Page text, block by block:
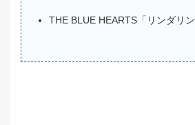
THE BLUE HEARTS「リンダリン